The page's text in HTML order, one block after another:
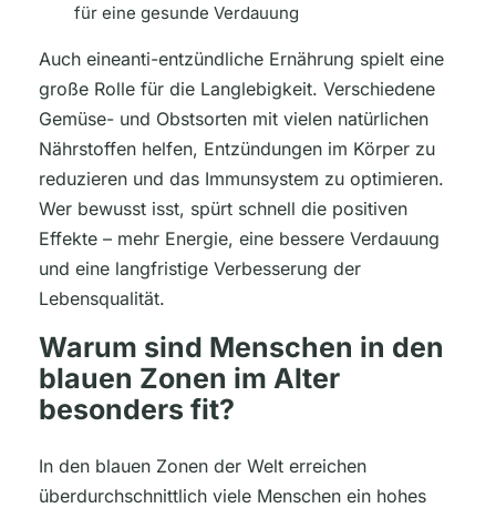
für eine gesunde Verdauung
Auch eineanti-entzündliche Ernährung spielt eine
große Rolle für die Langlebigkeit. Verschiedene
Gemüse- und Obstsorten mit vielen natürlichen
Nährstoffen helfen, Entzündungen im Körper zu
reduzieren und das Immunsystem zu optimieren.
Wer bewusst isst, spürt schnell die positiven
Effekte – mehr Energie, eine bessere Verdauung
und eine langfristige Verbesserung der
Lebensqualität.
Warum sind Menschen in den
blauen Zonen im Alter
besonders fit?
In den blauen Zonen der Welt erreichen
überdurchschnittlich viele Menschen ein hohes